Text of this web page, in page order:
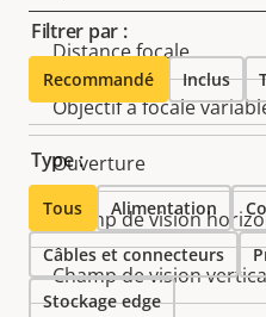
Description
de la
propriété
la
Distance focale
Objectif à focale
Ouverture
Champ de vision
Champ de vision
Filtrer par :
Recommandé Inclus
Type :
Tous Alimentation
Câbles et connecteurs
Stockage edge